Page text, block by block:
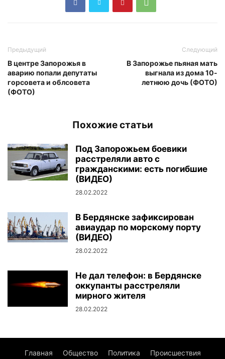
Предыдущий
В центре Запорожья в
аварию попали депутаты
горсовета и облсовета
(ФОТО)
Следующий
В Запорожье пьяная мать
выгнала из дома 10-
летнюю дочь (ФОТО)
Похожие статьи
Под Запорожьем боевики
расстреляли авто с
гражданскими: есть погибшие
(ВИДЕО)
28.02.2022
В Бердянске зафиксирован
авиаудар по морскому порту
(ВИДЕО)
28.02.2022
Не дал телефон: в Бердянске
оккупанты расстреляли
мирного жителя
28.02.2022
Главная Общество Политика Происшествия